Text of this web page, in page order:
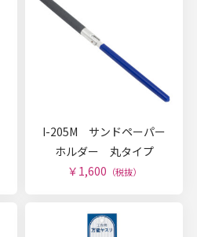
I-205M サンドペーパー
ホルダー 丸タイプ
￥1,600 （税抜）